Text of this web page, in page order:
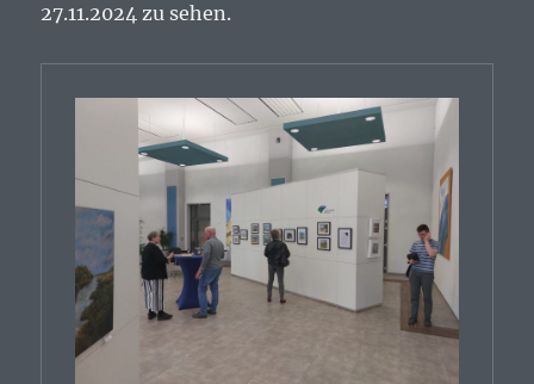
27.11.2024 zu sehen.